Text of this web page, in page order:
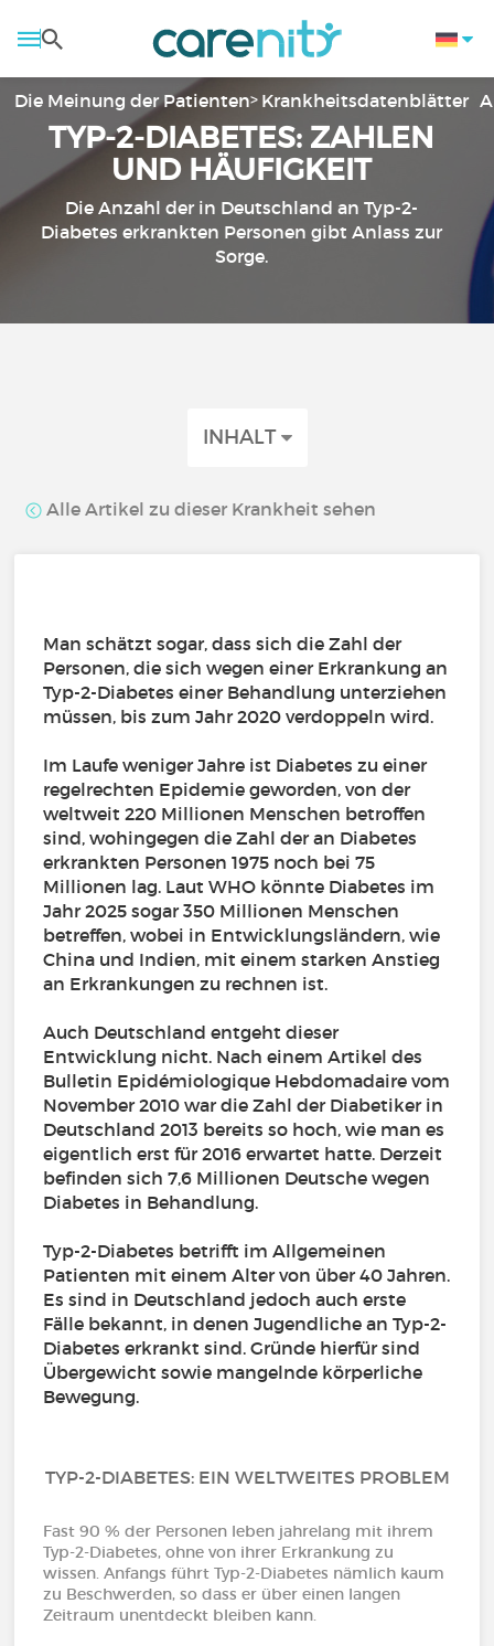
Die Meinung der Patienten Krankheitsdatenblätter
TYP-2-DIABETES: ZAHLEN
UND HÄUFIGKEIT
Die Anzahl der in Deutschland an Typ-2-
Diabetes erkrankten Personen gibt Anlass zur
Sorge.
INHALT
Alle Artikel zu dieser Krankheit sehen
Man schätzt sogar, dass sich die Zahl der
Personen, die sich wegen einer Erkrankung an
Typ-2-Diabetes einer Behandlung unterziehen
müssen, bis zum Jahr 2020 verdoppeln wird.
Im Laufe weniger Jahre ist Diabetes zu einer
regelrechten Epidemie geworden, von der
weltweit 220 Millionen Menschen betroffen
sind, wohingegen die Zahl der an Diabetes
erkrankten Personen 1975 noch bei 75
Millionen lag. Laut WHO könnte Diabetes im
Jahr 2025 sogar 350 Millionen Menschen
betreffen, wobei in Entwicklungsländern, wie
China und Indien, mit einem starken Anstieg
an Erkrankungen zu rechnen ist.
Auch Deutschland entgeht dieser
Entwicklung nicht. Nach einem Artikel des
Bulletin Epidémiologique Hebdomadaire vom
November 2010 war die Zahl der Diabetiker in
Deutschland 2013 bereits so hoch, wie man es
eigentlich erst für 2016 erwartet hatte. Derzeit
befinden sich 7,6 Millionen Deutsche wegen
Diabetes in Behandlung.
Typ-2-Diabetes betrifft im Allgemeinen
Patienten mit einem Alter von über 40 Jahren.
Es sind in Deutschland jedoch auch erste
Fälle bekannt, in denen Jugendliche an Typ-2-
Diabetes erkrankt sind. Gründe hierfür sind
Übergewicht sowie mangelnde körperliche
Bewegung.
TYP-2-DIABETES: EIN WELTWEITES PROBLEM
Fast 90 % der Personen leben jahrelang mit ihrem
Typ-2-Diabetes, ohne von ihrer Erkrankung zu
wissen. Anfangs führt Typ-2-Diabetes nämlich kaum
zu Beschwerden, so dass er über einen langen
Zeitraum unentdeckt bleiben kann.